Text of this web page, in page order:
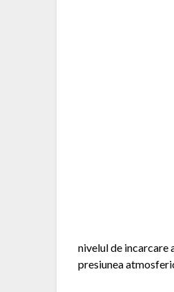
nivelul de incarcare
presiunea